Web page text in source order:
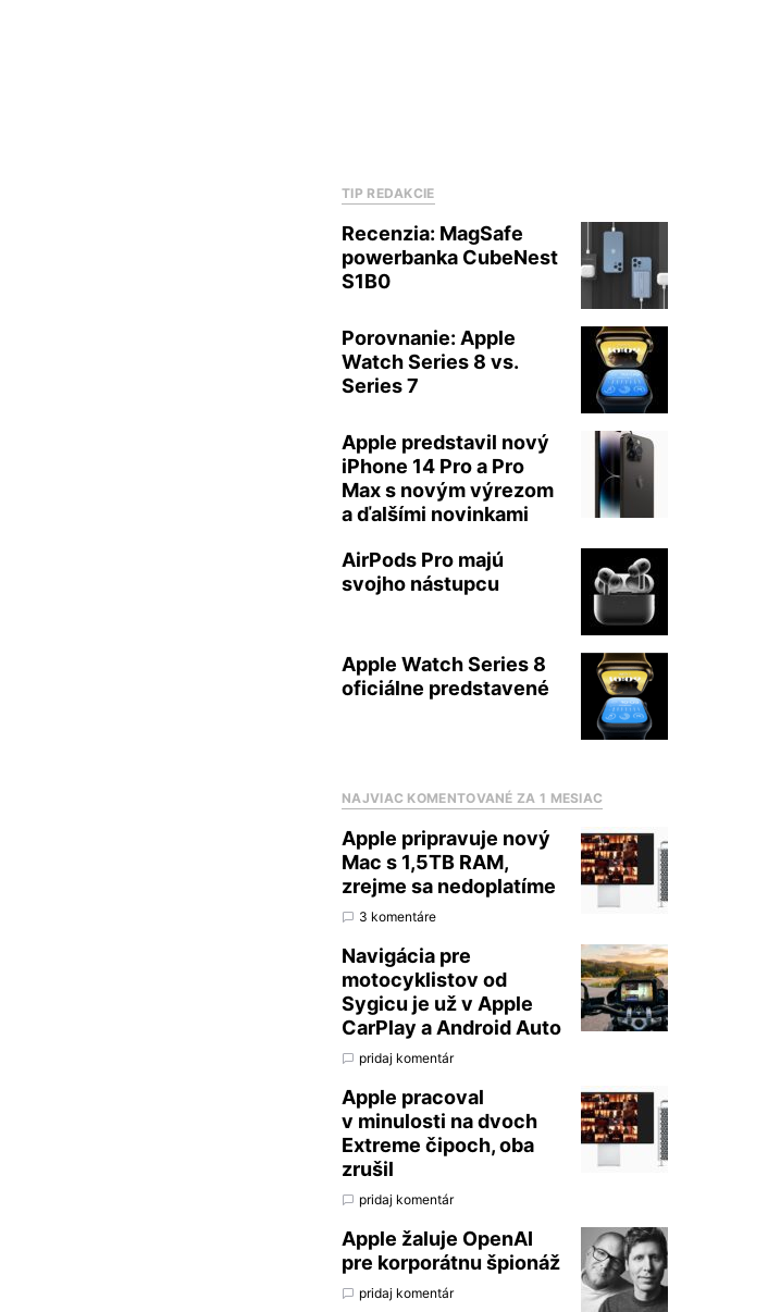
TIP REDAKCIE
Recenzia: MagSafe
powerbanka CubeNest
S1B0
Porovnanie: Apple
Watch Series 8 vs.
Series 7
Apple predstavil nový
iPhone 14 Pro a Pro
Max s novým výrezom
a ďalšími novinkami
AirPods Pro majú
svojho nástupcu
Apple Watch Series 8
oficiálne predstavené
NAJVIAC KOMENTOVANÉ ZA 1 MESIAC
Apple pripravuje nový
Mac s 1,5TB RAM,
zrejme sa nedoplatíme
3 komentáre
Navigácia pre
motocyklistov od
Sygicu je už v Apple
CarPlay a Android Auto
pridaj komentár
Apple pracoval
v minulosti na dvoch
Extreme čipoch, oba
zrušil
pridaj komentár
Apple žaluje OpenAI
pre korporátnu špionáž
pridaj komentár